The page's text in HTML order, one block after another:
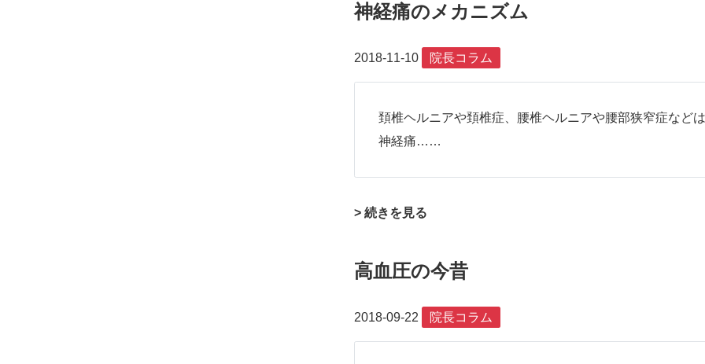
神経痛のメカニズム
2018-11-10 院長コラム
頚椎ヘルニアや頚椎症、腰椎ヘルニアや腰部狭窄症など
神経痛……
> 続きを見る
高血圧の今昔
2018-09-22 院長コラム